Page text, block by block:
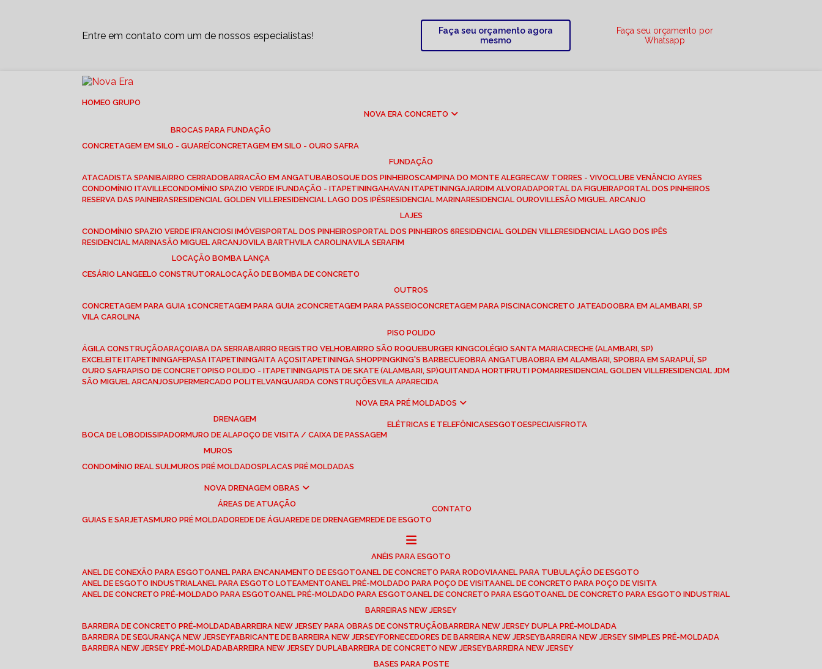
Entre em contato com um de nossos especialistas!
Faça seu orçamento agora
mesmo
Faça seu orçamento por
Whatsapp
HOME
O GRUPO
NOVA ERA CONCRETO
BROCAS PARA FUNDAÇÃO
CONCRETAGEM EM SILO - GUAREÍ CONCRETAGEM EM SILO - OURO SAFRA
FUNDAÇÃO
ATACADISTA SPANI BAIRRO CERRADO BARRACÃO EM ANGATUBA BOSQUE DOS PINHEIROS CAMPINA DO MONTE ALEGRE CAW TORRES - VIVO CLUBE VENÂNCIO AYRES
CONDOMÍNIO ITAVILLE CONDOMÍNIO SPAZIO VERDE I FUNDAÇÃO - ITAPETININGA HAVAN ITAPETININGA JARDIM ALVORADA PORTAL DA FIGUEIRA PORTAL DOS PINHEIROS
RESERVA DAS PAINEIRAS RESIDENCIAL GOLDEN VILLE RESIDENCIAL LAGO DOS IPÊS RESIDENCIAL MARINA RESIDENCIAL OUROVILLE SÃO MIGUEL ARCANJO
LAJES
CONDOMÍNIO SPAZIO VERDE I FRANCIOSI IMÓVEIS PORTAL DOS PINHEIROS PORTAL DOS PINHEIROS 6 RESIDENCIAL GOLDEN VILLE RESIDENCIAL LAGO DOS IPÊS
RESIDENCIAL MARINA SÃO MIGUEL ARCANJO VILA BARTH VILA CAROLINA VILA SERAFIM
LOCAÇÃO BOMBA LANÇA
CESÁRIO LANGE ELO CONSTRUTORA LOCAÇÃO DE BOMBA DE CONCRETO
OUTROS
CONCRETAGEM PARA GUIA 1 CONCRETAGEM PARA GUIA 2 CONCRETAGEM PARA PASSEIO CONCRETAGEM PARA PISCINA CONCRETO JATEADO
OBRA EM ALAMBARI, SP
VILA CAROLINA
PISO POLIDO
ÁGILA CONSTRUÇÃO ARAÇOIABA DA SERRA BAIRRO REGISTRO VELHO BAIRRO SÃO ROQUE BURGER KING COLÉGIO SANTA MARIA CRECHE (ALAMBARI, SP)
EXCELEITE ITAPETININGA FEPASA ITAPETININGA ITA AÇOS ITAPETININGA SHOPPING KING'S BARBECUE OBRA ANGATUBA OBRA EM ALAMBARI, SP
OBRA EM SARAPUÍ, SP
OURO SAFRA PISO DE CONCRETO PISO POLIDO - ITAPETININGA PISTA DE SKATE (ALAMBARI, SP) QUITANDA HORTIFRUTI POMAR RESIDENCIAL GOLDEN VILLE RESIDENCIAL JDM
SÃO MIGUEL ARCANJO SUPERMERCADO POLITEL VANGUARDA CONSTRUÇÕES VILA APARECIDA
NOVA ERA PRÉ MOLDADOS
DRENAGEM
BOCA DE LOBO DISSIPADOR MURO DE ALA POÇO DE VISITA / CAIXA DE PASSAGEM
ELÉTRICAS E TELEFÔNICAS ESGOTO ESPECIAIS FROTA
MUROS
CONDOMÍNIO REAL SUL
MUROS PRÉ MOLDADOS PLACAS PRÉ MOLDADAS
NOVA DRENAGEM OBRAS
ÁREAS DE ATUAÇÃO
GUIAS E SARJETAS
MURO PRÉ MOLDADO REDE DE ÁGUA REDE DE DRENAGEM REDE DE ESGOTO
CONTATO
ANÉIS PARA ESGOTO
ANEL DE CONEXÃO PARA ESGOTO ANEL PARA ENCANAMENTO DE ESGOTO ANEL DE CONCRETO PARA RODOVIA ANEL PARA TUBULAÇÃO DE ESGOTO
ANEL DE ESGOTO INDUSTRIAL ANEL PARA ESGOTO LOTEAMENTO ANEL PRÉ-MOLDADO PARA POÇO DE VISITA ANEL DE CONCRETO PARA POÇO DE VISITA
ANEL DE CONCRETO PRÉ-MOLDADO PARA ESGOTO ANEL PRÉ-MOLDADO PARA ESGOTO ANEL DE CONCRETO PARA ESGOTO ANEL DE CONCRETO PARA ESGOTO INDUSTRIAL
BARREIRAS NEW JERSEY
BARREIRA DE CONCRETO PRÉ-MOLDADA BARREIRA NEW JERSEY PARA OBRAS DE CONSTRUÇÃO BARREIRA NEW JERSEY DUPLA PRÉ-MOLDADA
BARREIRA DE SEGURANÇA NEW JERSEY FABRICANTE DE BARREIRA NEW JERSEY FORNECEDORES DE BARREIRA NEW JERSEY BARREIRA NEW JERSEY SIMPLES PRÉ-MOLDADA
BARREIRA NEW JERSEY PRÉ-MOLDADA BARREIRA NEW JERSEY DUPLA BARREIRA DE CONCRETO NEW JERSEY BARREIRA NEW JERSEY
BASES PARA POSTE